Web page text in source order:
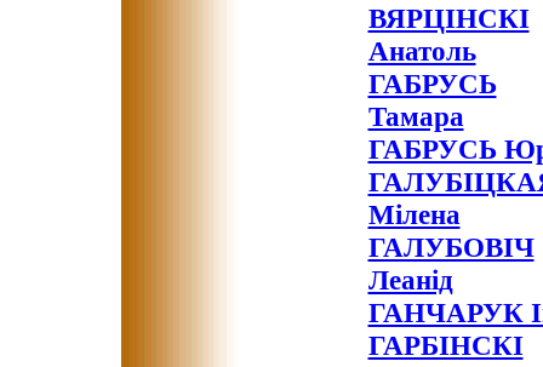
ВЯРЦІНСКІ
Анатоль
ГАБРУСЬ
Тамара
ГАБРУСЬ
Мілена
ГАЛУБОВІЧ
Леанід
ГАНЧАРУК
ГАРБІНСКІ